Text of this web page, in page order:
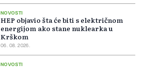
NOVOSTI
HEP objavio šta će biti s električnom
energijom ako stane nuklearka u
Krškom
06. 08. 2026.
NOVOSTI